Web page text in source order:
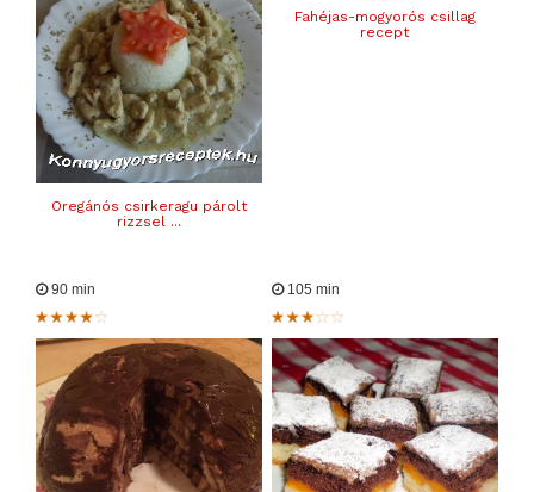
Oregánós csirkeragu párolt
rizzsel ...
Fahéjas-mogyorós csillag
recept
90 min 105 min